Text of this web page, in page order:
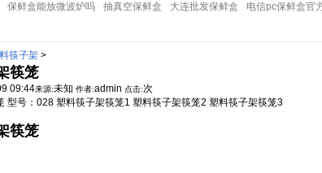
保鲜盒能放微波炉吗 抽真空保鲜盒 大连批发保鲜盒 电信pc保鲜盒官
筷子架 >
筷笼
09:44来源:未知 作者:admin 点击:次
型号：028 塑料筷子架筷笼1 塑料筷子架筷笼2 塑料筷子架筷笼3
筷笼